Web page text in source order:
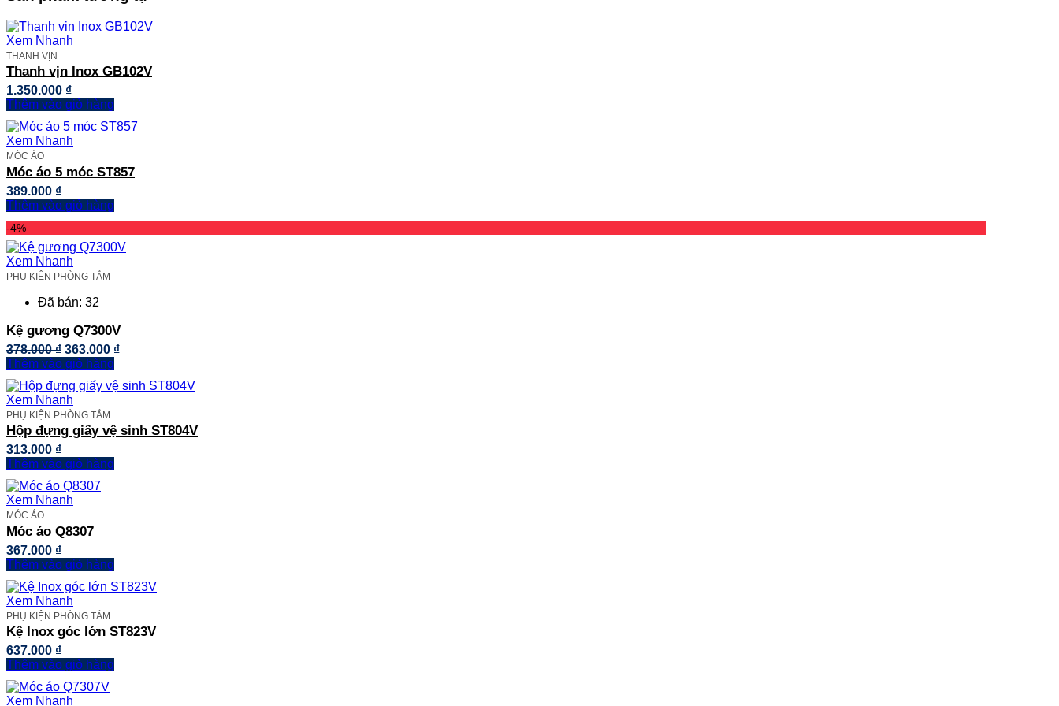
Xem Nhanh
THANH VỊN
Thanh vịn Inox GB102V
1.350.000 ₫
Thêm vào giỏ hàng
Xem Nhanh
MÓC ÁO
Móc áo 5 móc ST857
389.000 ₫
Thêm vào giỏ hàng
-4%
Xem Nhanh
PHỤ KIỆN PHÒNG TẮM
Đã bán: 32
Kệ gương Q7300V
378.000₫ Giá
gốc
378.000 ₫.
363.000 ₫Giá
là:
Thêm vào giỏ hàng
Xem Nhanh
PHỤ KIỆN PHÒNG TẮM
Hộp đựng giấy vệ sinh ST804V
313.000 ₫
Thêm vào giỏ hàng
Xem Nhanh
MÓC ÁO
Móc áo Q8307
367.000 ₫
Thêm vào giỏ hàng
Xem Nhanh
PHỤ KIỆN PHÒNG TẮM
Kệ Inox góc lớn ST823V
637.000 ₫
Thêm vào giỏ hàng
Xem Nhanh